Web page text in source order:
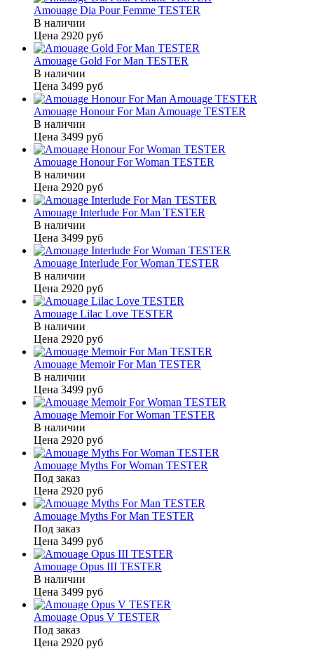
Amouage Dia Pour Femme TESTER
В наличии
Цена 2920 руб
Amouage Gold For Man TESTER
В наличии
Цена 3499 руб
Amouage Honour For Man Amouage TESTER
В наличии
Цена 3499 руб
Amouage Honour For Woman TESTER
В наличии
Цена 2920 руб
Amouage Interlude For Man TESTER
В наличии
Цена 3499 руб
Amouage Interlude For Woman TESTER
В наличии
Цена 2920 руб
Amouage Lilac Love TESTER
В наличии
Цена 2920 руб
Amouage Memoir For Man TESTER
В наличии
Цена 3499 руб
Amouage Memoir For Woman TESTER
В наличии
Цена 2920 руб
Amouage Myths For Woman TESTER
Под заказ
Цена 2920 руб
Amouage Myths For Man TESTER
Под заказ
Цена 3499 руб
Amouage Opus III TESTER
В наличии
Цена 3499 руб
Amouage Opus V TESTER
Под заказ
Цена 2920 руб